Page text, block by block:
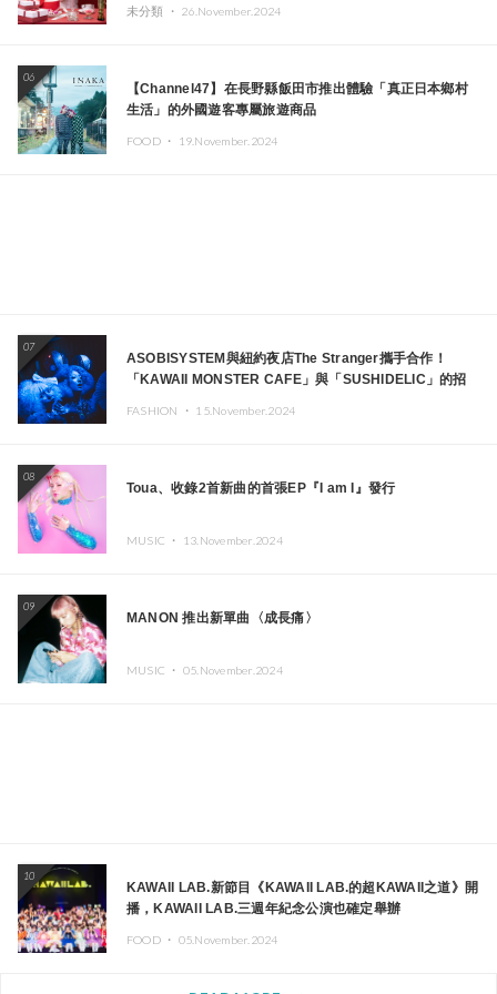
未分類 ・ 26.November.2024
06
【Channel47】在長野縣飯田市推出體驗「真正日本鄉村
生活」的外國遊客專屬旅遊商品
FOOD ・ 19.November.2024
07
ASOBISYSTEM與紐約夜店The Stranger攜手合作！
「KAWAII MONSTER CAFE」與「SUSHIDELIC」的招
FASHION ・ 15.November.2024
08
Toua、收錄2首新曲的首張EP『I am I』發行
MUSIC ・ 13.November.2024
09
MANON 推出新單曲〈成長痛〉
MUSIC ・ 05.November.2024
10
KAWAII LAB.新節目《KAWAII LAB.的超KAWAII之道》開
播，KAWAII LAB.三週年紀念公演也確定舉辦
FOOD ・ 05.November.2024